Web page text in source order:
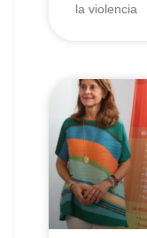
la violencia